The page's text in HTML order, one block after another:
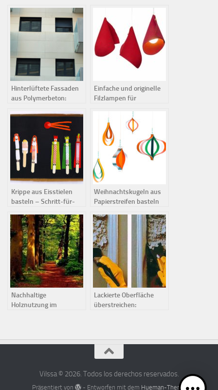
Hinterlüftete Fassaden
aus Polymerbeton:
Anwendungen
Einfache und originelle
Filzlampen für
Innenbeleuchtung
Krippe aus Eisstielen
basteln – Schritt-für-
Weihnachtskugeln aus
Papierstreifen basteln
Nachhaltige
Holznutzung im
Lackierte Oberfläche
überstreichen:
Vilssa © 2026. Todos los derechos reservados.
Präsentiert von - Entworfen mit dem Hueman-Theme